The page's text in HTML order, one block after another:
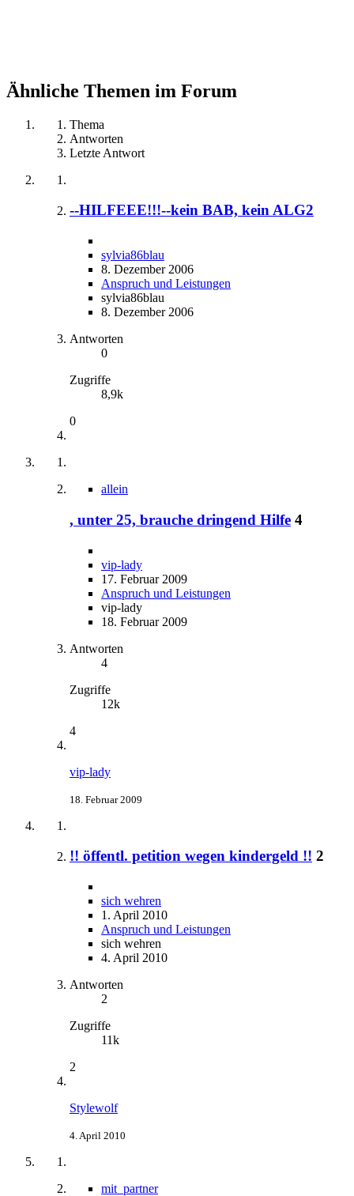
Ähnliche Themen im Forum
Thema
Antworten
Letzte Antwort
--HILFEEE!!!--kein BAB, kein ALG2
sylvia86blau
8. Dezember 2006
Anspruch und Leistungen
sylvia86blau
8. Dezember 2006
Antworten
0
Zugriffe
8,9k
0
allein
, unter 25, brauche dringend Hilfe 4
vip-lady
17. Februar 2009
Anspruch und Leistungen
vip-lady
18. Februar 2009
Antworten
4
Zugriffe
12k
4
vip-lady
18. Februar 2009
!! öffentl. petition wegen kindergeld !! 2
sich wehren
1. April 2010
Anspruch und Leistungen
sich wehren
4. April 2010
Antworten
2
Zugriffe
11k
2
Stylewolf
4. April 2010
mit_partner